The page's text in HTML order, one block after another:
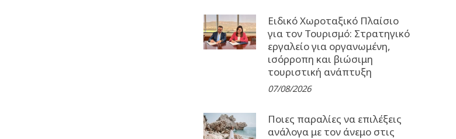
Ειδικό Χωροταξικό Πλαίσιο
για τον Τουρισμό: Στρατηγικό
εργαλείο για οργανωμένη,
ισόρροπη και βιώσιμη
τουριστική ανάπτυξη
07/08/2026
Ποιες παραλίες να επιλέξεις
ανάλογα με τον άνεμο στις